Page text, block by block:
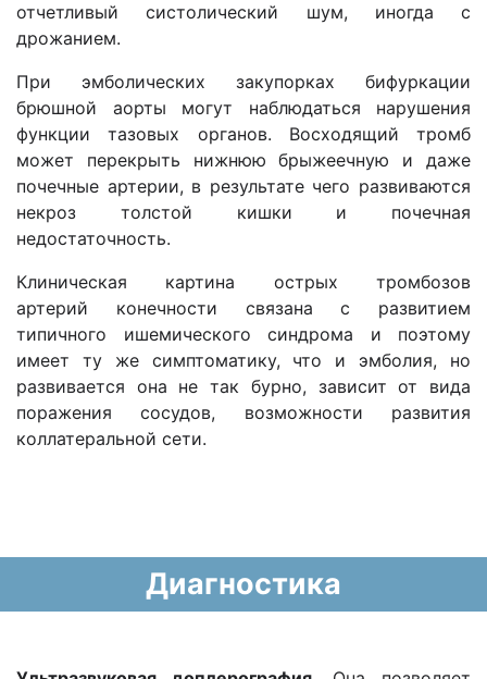
отчетливый систолический шум, иногда с
дрожанием.
При эмболических закупорках бифуркации
брюшной аорты могут наблюдаться нарушения
функции тазовых органов. Восходящий тромб
может перекрыть нижнюю брыжеечную и даже
почечные артерии, в результате чего развиваются
некроз толстой кишки и почечная
недостаточность.
Клиническая картина острых тромбозов
артерий конечности связана с развитием
типичного ишемического синдрома и поэтому
имеет ту же симптоматику, что и эмболия, но
развивается она не так бурно, зависит от вида
поражения сосудов, возможности развития
коллатеральной сети.
Диагностика